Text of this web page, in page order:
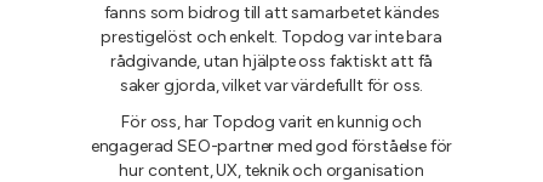
fanns som bidrog till att samarbetet kändes
prestigelöst och enkelt. Topdog var inte bara
rådgivande, utan hjälpte oss faktiskt att få
saker gjorda, vilket var värdefullt för oss.
För oss, har Topdog varit en kunnig och
engagerad SEO-partner med god förståelse för
hur content, UX, teknik och organisation